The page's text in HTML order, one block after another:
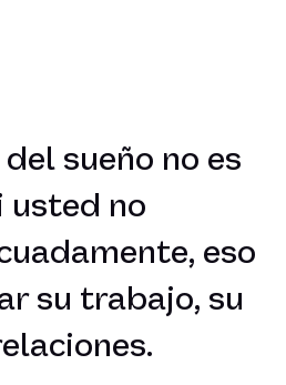
sueño no es
usted no
eso
su trabajo, su